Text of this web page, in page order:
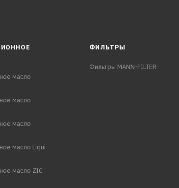
масло
масло
масло
масло Liqui
масло ZIC
ФИЛЬТРЫ
Фильтры MANN-FILTER